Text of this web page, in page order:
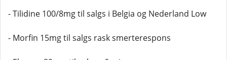
- Tilidine 100/8mg til salgs i Belgia og Nederland Low
- Morfin 15mg til salgs rask smerterespons